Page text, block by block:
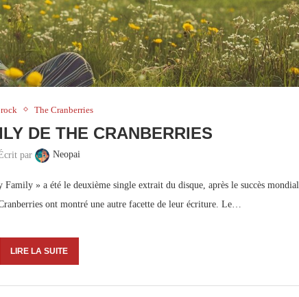
The Cranberries
DE THE CRANBERRIES
par Neopai
» a été le deuxième single extrait du disque, après le succès mondial
ont montré une autre facette de leur écriture. Le…
LIRE LA SUITE